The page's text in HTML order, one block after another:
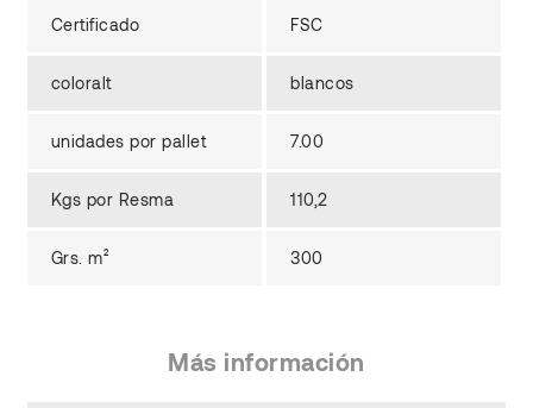
Certificado FSC
coloralt blancos
unidades por pallet 7.00
Kgs por Resma 110,2
Grs. m² 300
Más información